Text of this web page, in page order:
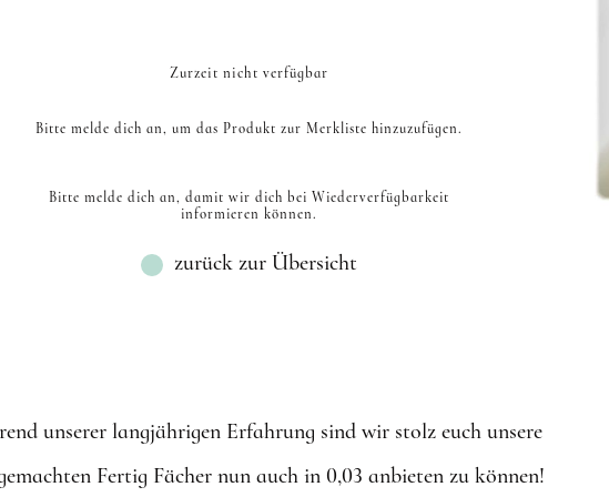
MIX
EINZELLÄNGEN
EINZELLÄNGEN
MIX
MIX
MIX
MIX
4D C BRAUN EINZELLÄNGEN
8D C EINZELLÄNGEN
Zurzeit nicht verfügbar
Bitte melde dich an, um das Produkt zur Merkliste hinzuzufügen.
Bitte melde dich an, damit wir dich bei Wiederverfügbarkeit
informieren können.
zurück zur Übersicht
unserer langjährigen Erfahrung sind wir stolz euch unsere
Fertig Fächer nun auch in 0,03 anbieten zu können!